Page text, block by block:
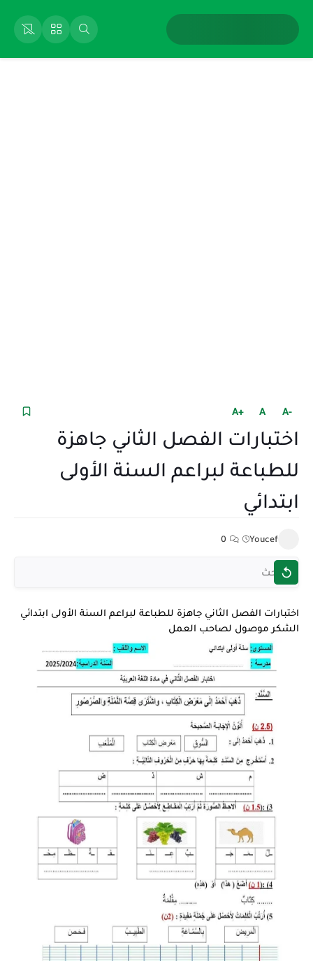
+A A -A
اختبارات الفصل الثاني جاهزة
للطباعة لبراعم السنة الأولى
ابتدائي
Youcef
0
اختبارات الفصل الثاني جاهزة للطباعة لبراعم السنة الأولى ابتدائي
الشكر موصول لصاحب العمل